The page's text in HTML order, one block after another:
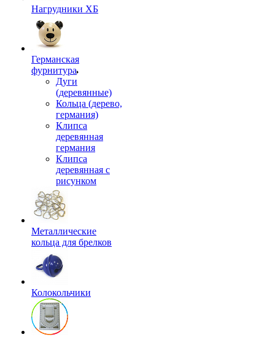
Нагрудники ХБ
Германская
фурнитура
Дуги
(деревянные)
Кольца (дерево,
германия)
Клипса
деревянная
германия
Клипса
деревянная с
рисунком
Металлические
кольца для брелков
Колокольчики